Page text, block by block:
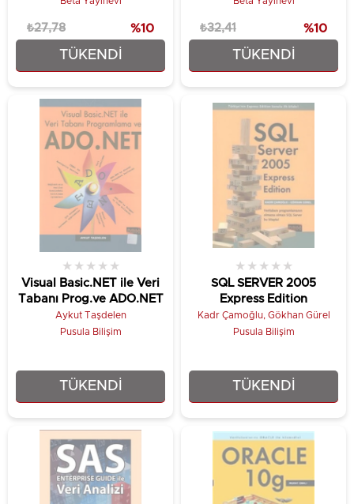
TÜKENDI
₺25,00
₺27,78 %10
TÜKENDI
₺29,17
₺32,41 %10
TÜKENDI
Visual Basic.NET ile Veri
Tabanı Prog.ve ADO.NET
★ ★ ★ ★ ★
Aykut Taşdelen
Pusula Bilişim
₺30,00 TÜKENDI
SQL SERVER 2005
Express Edition
★ ★ ★ ★ ★
Kadr Çamoğlu, Gökhan Gürel
Pusula Bilişim
₺13,00